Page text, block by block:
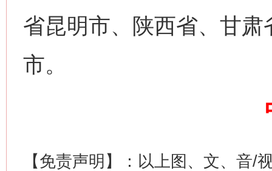
省昆明市、陕西省、甘
市。
【免责声明】：以上图、文、音/
网上购药对药下症？